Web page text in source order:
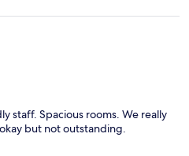
staff. Spacious rooms. We really
but not outstanding.